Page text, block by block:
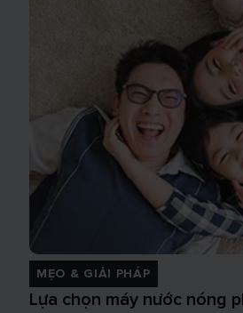
MẸO & GIẢI PHÁP
Lựa chọn máy nước nóng